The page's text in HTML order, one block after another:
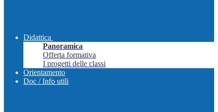
Didattica
Panoramica
Offerta formativa
I progetti delle classi
Orientamento
Doc / Info utili